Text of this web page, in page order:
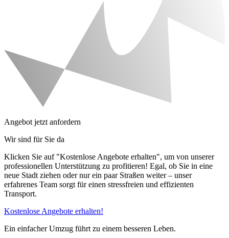
Angebot jetzt anfordern
Wir sind für Sie da
Klicken Sie auf "Kostenlose Angebote erhalten", um von unserer
professionellen Unterstützung zu profitieren! Egal, ob Sie in eine
neue Stadt ziehen oder nur ein paar Straßen weiter – unser
erfahrenes Team sorgt für einen stressfreien und effizienten
Transport.
Kostenlose Angebote erhalten!
Ein einfacher Umzug führt zu einem besseren Leben.